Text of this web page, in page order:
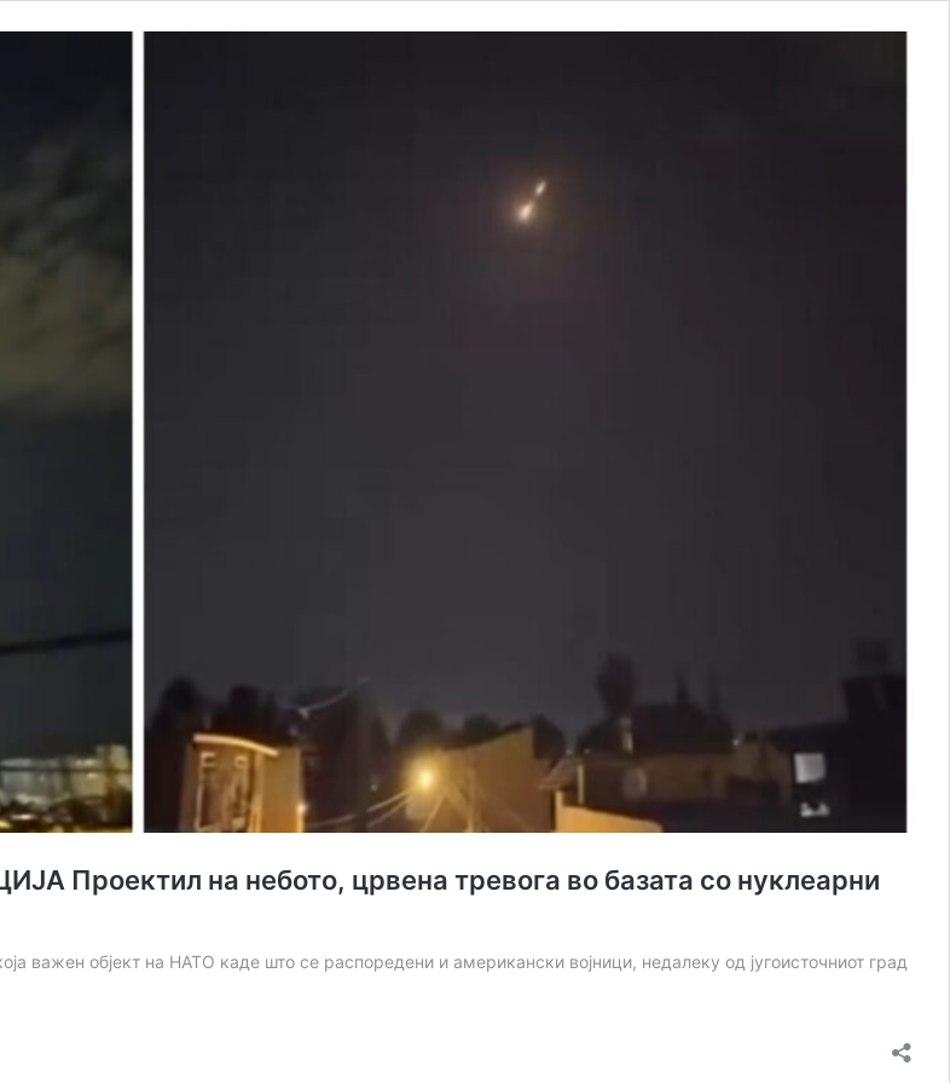
на небото, црвена тревога во базата со нуклеарни
важен објект на НАТО каде што се распоредени и американски војници, недалеку од југоисточниот град